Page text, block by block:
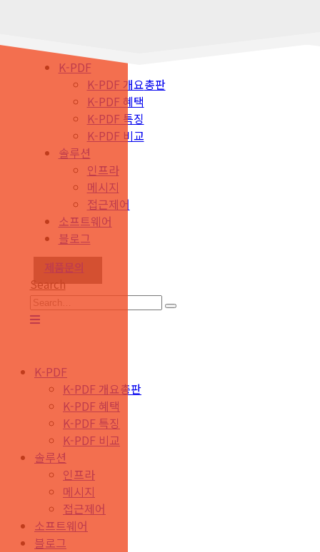
K-PDF
K-PDF 개요총판
K-PDF 혜택
K-PDF 특징
K-PDF 비교
솔루션
인프라
메시지
접근제어
소프트웨어
블로그
제품문의
Search
K-PDF
K-PDF 개요총판
K-PDF 혜택
K-PDF 특징
K-PDF 비교
솔루션
인프라
메시지
접근제어
소프트웨어
블로그